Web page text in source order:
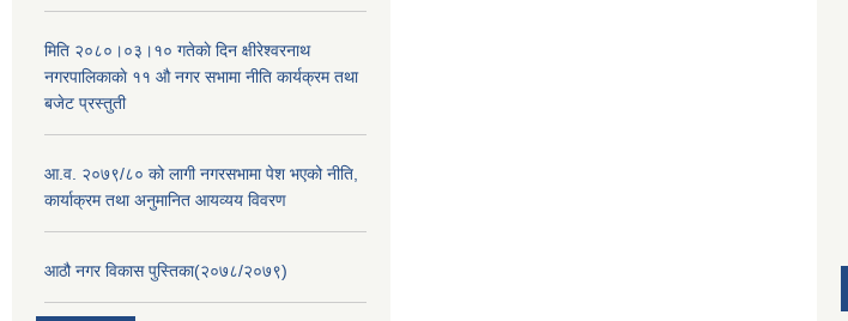
मिति २०८०।०३।१० गतेकाे दिन क्षीरेश्वरनाथ
नगरपालिकाकाे ११ ‍औ नगर सभामा नीति कार्यक्रम तथा
बजेट प्रस्तुती
आ.व. २०७९/८० को लागी नगरसभामा पेश भएको नीति,
कार्याक्रम तथा अनुमानित आयव्यय विवरण
आठौ नगर विकास पुस्तिका(२०७८/२०७९)